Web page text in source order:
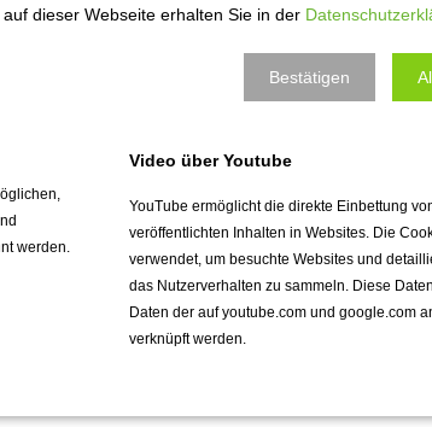
dieser Webseite erhalten Sie in der
Bestätigen
werden.
Video über Youtube
YouTube ermöglicht die direkte Einbettung
veröffentlichten Inhalten in Websites. Die
verwendet, um besuchte Websites und
das Nutzerverhalten zu sammeln. Diese
Daten der auf youtube.com und google.com
verknüpft werden.